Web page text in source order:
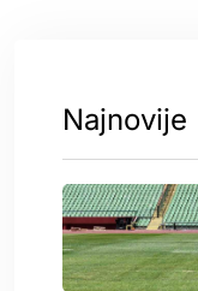
Najnovije